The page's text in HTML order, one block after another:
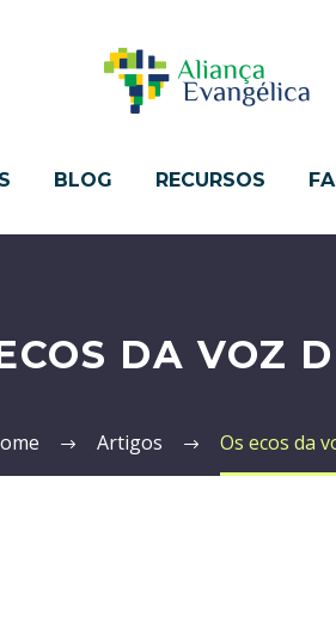
BLOG RECURSOS
DA VOZ
Artigos Os ecos da